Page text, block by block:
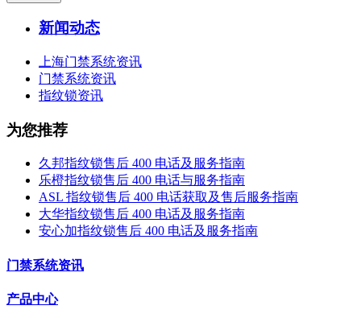
新闻动态
上海门禁系统资讯
门禁系统资讯
指纹锁资讯
为您推荐
久邦指纹锁售后 400 电话及服务指南
乐橙指纹锁售后 400 电话与服务指南
ASL 指纹锁售后 400 电话获取及售后服务指南
大华指纹锁售后 400 电话及服务指南
安心加指纹锁售后 400 电话及服务指南
门禁系统资讯
产品中心